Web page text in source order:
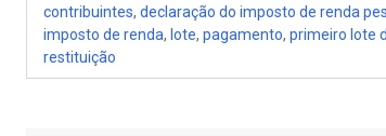
contribuintes, declaração do imposto de renda
imposto de renda, lote, pagamento, primeiro lote
restituição